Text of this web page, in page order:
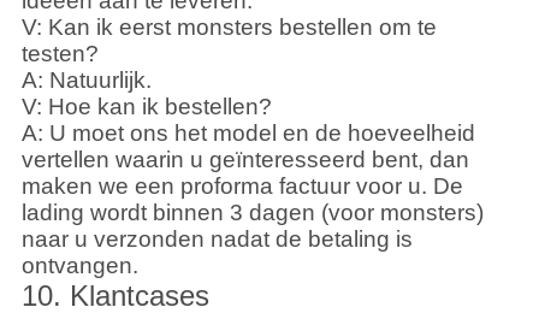
V: Kan ik eerst monsters bestellen om te
testen?
A: Natuurlijk.
V: Hoe kan ik bestellen?
A: U moet ons het model en de hoeveelheid
vertellen waarin u geïnteresseerd bent, dan
maken we een proforma factuur voor u. De
lading wordt binnen 3 dagen (voor monsters)
naar u verzonden nadat de betaling is
ontvangen.
10. Klantcases